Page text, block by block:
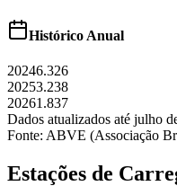
Histórico Anual
20246.326
20253.238
20261.837
Dados atualizados até julho
Fonte: ABVE (Associação
Estações de